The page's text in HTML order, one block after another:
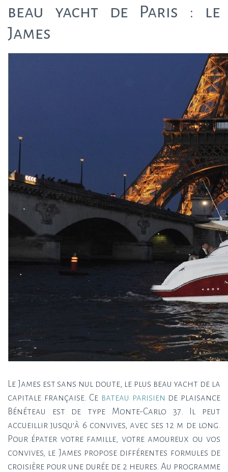
beau yacht de Paris : le
James
Le James est sans nul doute, le plus beau yacht de la
capitale française. Ce bateau parisien de plaisance
Bénéteau est de type Monte-Carlo 37. Il peut
accueillir jusqu’à 6 convives, avec ses 12 m de long.
Pour épater votre famille, votre amoureux ou vos
convives, le James propose différentes formules de
croisière pour une durée de 2 heures. Au programme